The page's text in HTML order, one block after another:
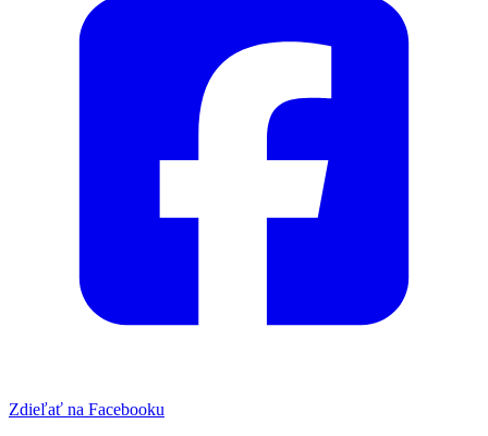
Zdieľať na Facebooku